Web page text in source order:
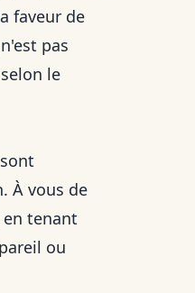
faveur de
pas
le
À vous de
en tenant
ou